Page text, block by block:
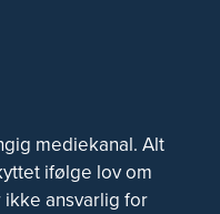
mediekanal. Alt
ifølge lov om
ansvarlig for